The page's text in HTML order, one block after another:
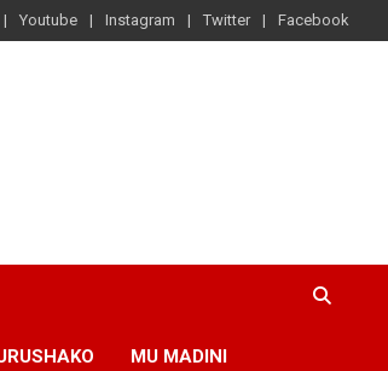
Youtube Instagram Twitter Facebook
MU MADINI